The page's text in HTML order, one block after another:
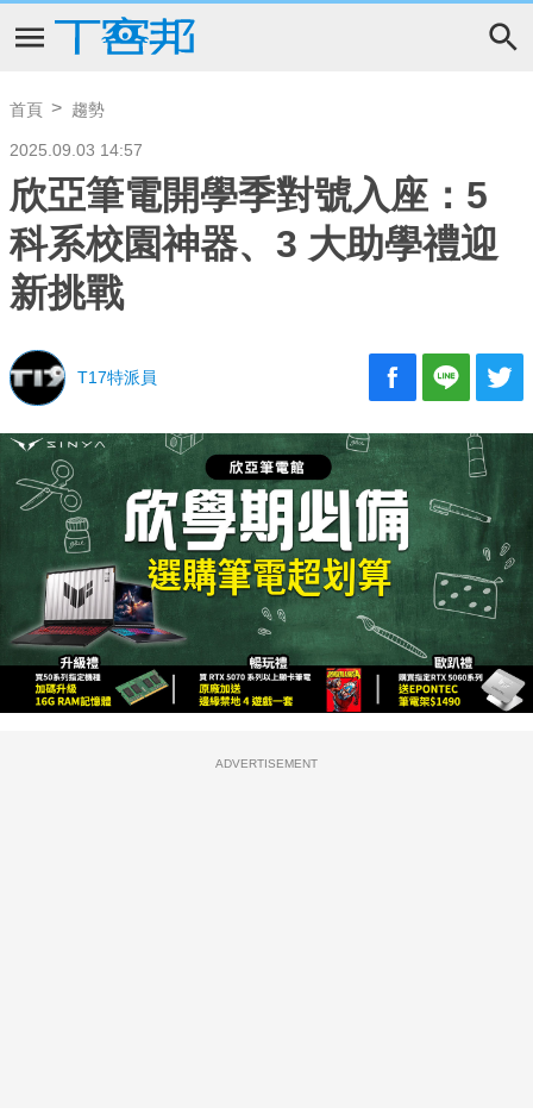
首頁 趨勢
2025.09.03 14:57
欣亞筆電開學季對號入座：5
科系校園神器、3 大助學禮迎
新挑戰
T17特派員
ADVERTISEMENT